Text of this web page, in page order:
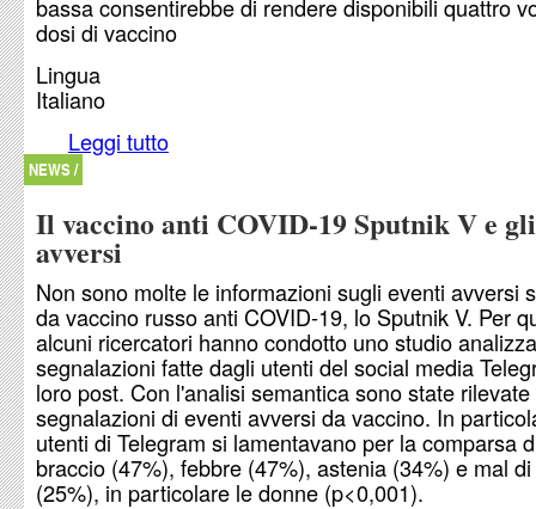
bassa consentirebbe di rendere disponibili quattro
dosi di vaccino
Lingua
Italiano
Leggi tutto
NEWS /
Il vaccino anti COVID-19 Sputnik V e
avversi
Non sono molte le informazioni sugli eventi avversi
da vaccino russo anti COVID-19, lo Sputnik V. Per
alcuni ricercatori hanno condotto uno studio
segnalazioni fatte dagli utenti del social media
loro post. Con l'analisi semantica sono state
segnalazioni di eventi avversi da vaccino. In
utenti di Telegram si lamentavano per la comparsa
braccio (47%), febbre (47%), astenia (34%) e mal
(25%), in particolare le donne (p<0,001).